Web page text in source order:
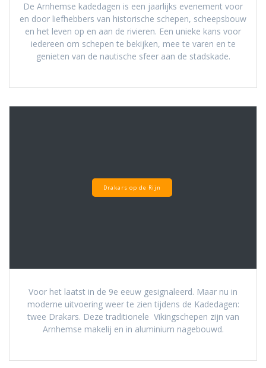
De Arnhemse kadedagen is een jaarlijks evenement voor
en door liefhebbers van historische schepen, scheepsbouw
en het leven op en aan de rivieren. Een unieke kans voor
iedereen om schepen te bekijken, mee te varen en te
genieten van de nautische sfeer aan de stadskade.
Drakars op de Rijn
Voor het laatst in de 9e eeuw gesignaleerd. Maar nu in
moderne uitvoering weer te zien tijdens de Kadedagen:
twee Drakars. Deze traditionele Vikingschepen zijn van
Arnhemse makelij en in aluminium nagebouwd.